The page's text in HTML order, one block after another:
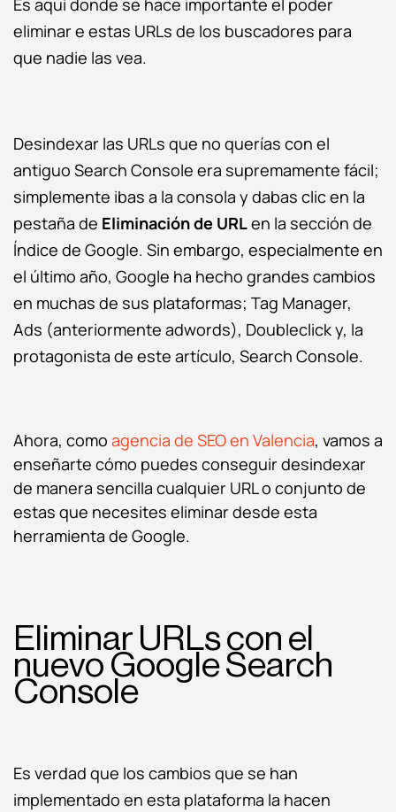
Es aquí donde se hace importante el poder
eliminar e estas URLs de los buscadores para
que nadie las vea.
Desindexar las URLs que no querías con el
antiguo Search Console era supremamente fácil;
simplemente ibas a la consola y dabas clic en la
pestaña de Eliminación de URLen la sección de
Índice de Google. Sin embargo, especialmente en
el último año, Google ha hecho grandes cambios
en muchas de sus plataformas; Tag Manager,
Ads (anteriormente adwords), Doubleclick y, la
protagonista de este artículo, Search Console.
Ahora, como agencia de SEO en Valencia, vamos a
enseñarte cómo puedes conseguir desindexar
de manera sencilla cualquier URL o conjunto de
estas que necesites eliminar desde esta
herramienta de Google.
Eliminar URLs con el
nuevo Google Search
Console
Es verdad que los cambios que se han
implementado en esta plataforma la hacen